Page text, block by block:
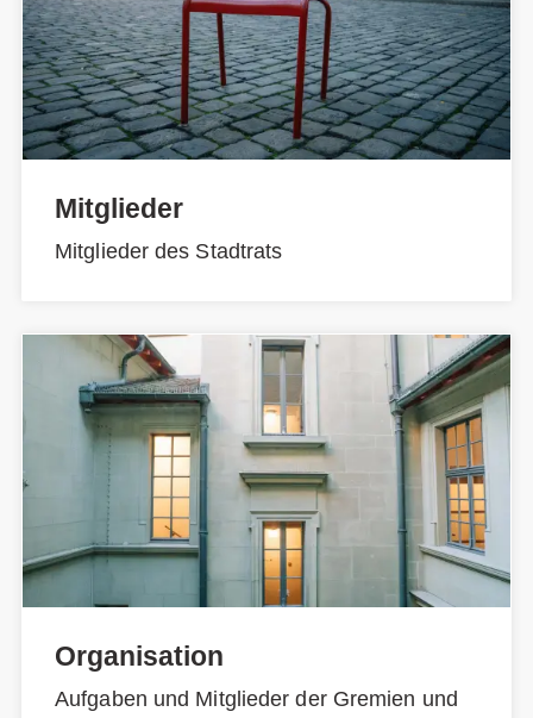
Mitglieder
Mitglieder des Stadtrats
Organisation
Aufgaben und Mitglieder der Gremien und